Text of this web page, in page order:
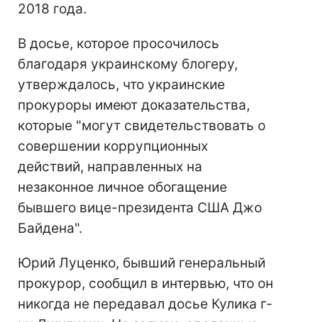
2018 года.
В досье, которое просочилось
благодаря украинскому блогеру,
утверждалось, что украинские
прокуроры имеют доказательства,
которые "могут свидетельствовать о
совершении коррупционных
действий, направленных на
незаконное личное обогащение
бывшего вице-президента США Джо
Байдена".
Юрий Луценко, бывший генеральный
прокурор, сообщил в интервью, что он
никогда не передавал досье Кулика г-